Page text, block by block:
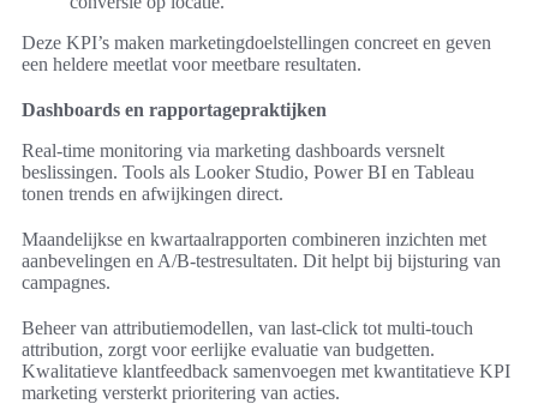
Deze KPI’s maken marketingdoelstellingen concreet en geven
een heldere meetlat voor meetbare resultaten.
Dashboards en rapportagepraktijken
Real-time monitoring via marketing dashboards versnelt
beslissingen. Tools als Looker Studio, Power BI en Tableau
tonen trends en afwijkingen direct.
Maandelijkse en kwartaalrapporten combineren inzichten met
aanbevelingen en A/B-testresultaten. Dit helpt bij bijsturing van
campagnes.
Beheer van attributiemodellen, van last-click tot multi-touch
attribution, zorgt voor eerlijke evaluatie van budgetten.
Kwalitatieve klantfeedback samenvoegen met kwantitatieve KPI
marketing versterkt prioritering van acties.